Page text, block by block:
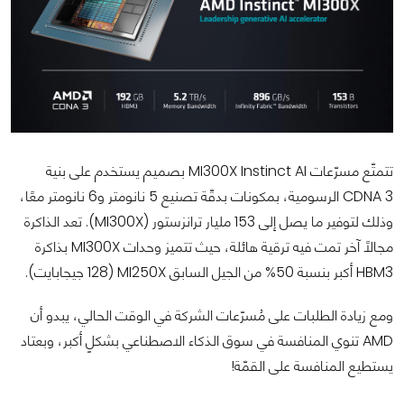
تتمتّع مسرّعات MI300X Instinct AI بصميم يستخدم على بنية
CDNA 3 الرسومية، بمكونات بدقّة تصنيع 5 نانومتر و6 نانومتر معًا،
وذلك لتوفير ما يصل إلى 153 مليار ترانزستور (MI300X). تعد الذاكرة
مجالًا آخر تمت فيه ترقية هائلة، حيث تتميز وحدات MI300X بذاكرة
HBM3 أكبر بنسبة 50% من الجيل السابق MI250X (128 جيجابايت).
ومع زيادة الطلبات على مُسرّعات الشركة في الوقت الحالي، يبدو أن
AMD تنوي المنافسة في سوق الذكاء الاصطناعي بشكلٍ أكبر، وبعتاد
يستطيع المنافسة على القمّة!